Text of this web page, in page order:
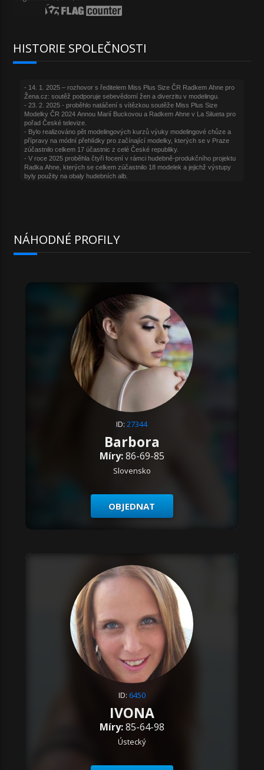
HISTORIE SPOLEČNOSTI
NÁHODNÉ PROFILY
ID:27344
Barbora
Míry:86-69-85
Slovensko
OBJEDNAT
ID: 6450
IVONA
Míry:85-64-98
Ústecký